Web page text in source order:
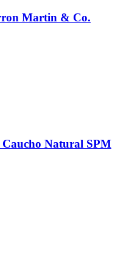
Martin & Co.
Natural SPM